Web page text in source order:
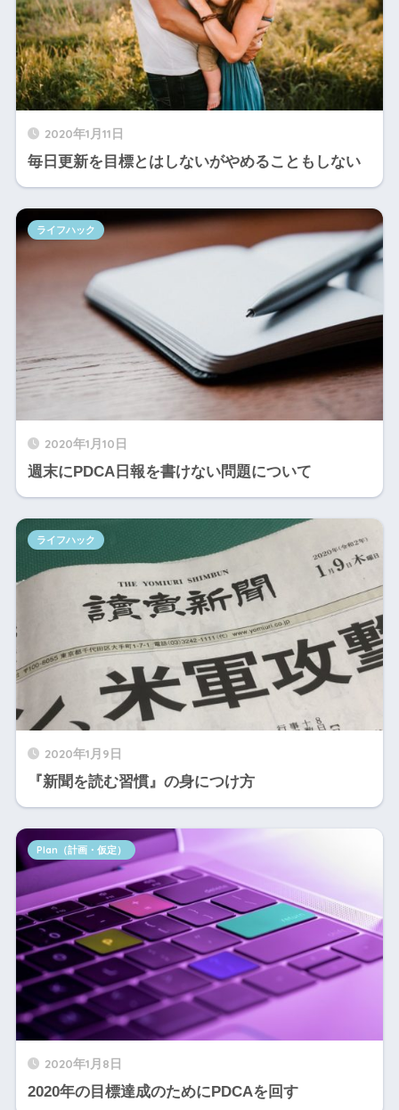
2020年1月11日
毎日更新を目標とはしないがやめることもしない
2020年1月10日
週末にPDCA日報を書けない問題について
ライフハック
2020年1月9日
『新聞を読む習慣』の身につけ方
ライフハック
2020年1月8日
2020年の目標達成のためにPDCAを回す
Plan（計画・仮定）